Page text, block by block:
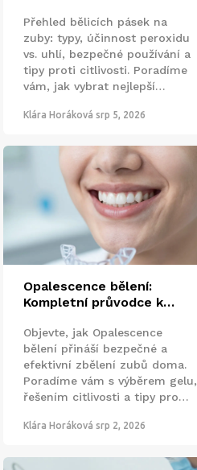
Přehled bělicích pásek na
zuby: typy, účinnost peroxidu
vs. uhlí, bezpečné používání a
tipy proti citlivosti. Poradíme
vám, jak vybrat nejlepší
Klára Horáková srp 5, 2026
Opalescence bělení:
Kompletní průvodce k
Objevte, jak Opalescence
bělení přináší bezpečné a
efektivní zbělení zubů doma.
Poradíme vám s výběrem gelu,
řešením citlivosti a tipy pro
Klára Horáková srp 2, 2026